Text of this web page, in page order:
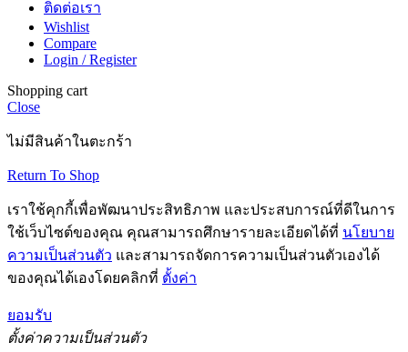
ติดต่อเรา
Wishlist
Compare
Login / Register
Shopping cart
Close
ไม่มีสินค้าในตะกร้า
Return To Shop
เราใช้คุกกี้เพื่อพัฒนาประสิทธิภาพ และประสบการณ์ที่ดีในการ
ใช้เว็บไซต์ของคุณ คุณสามารถศึกษารายละเอียดได้ที่ นโยบาย
ความเป็นส่วนตัว และสามารถจัดการความเป็นส่วนตัวเองได้
ของคุณได้เองโดยคลิกที่ ตั้งค่า
ยอมรับ
ตั้งค่าความเป็นส่วนตัว